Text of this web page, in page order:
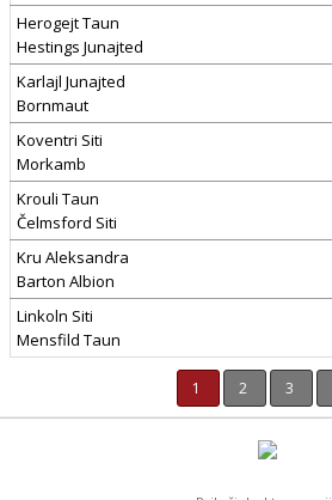
Herogejt Taun
Hestings Junajted
Karlajl Junajted
Bornmaut
Koventri Siti
Morkamb
Krouli Taun
Čelmsford Siti
Kru Aleksandra
Barton Albion
Linkoln Siti
Mensfild Taun
1 2 3